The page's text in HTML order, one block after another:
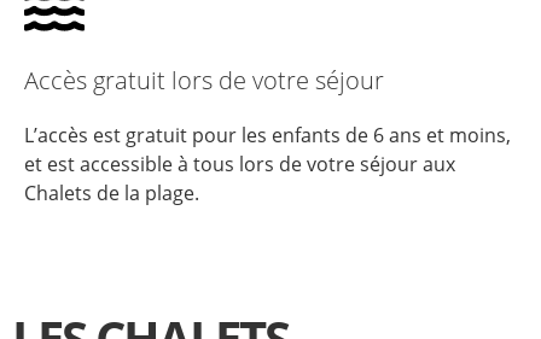
Accès gratuit lors de votre séjour
L’accès est gratuit pour les enfants de 6 ans et moins,
et est accessible à tous lors de votre séjour aux
Chalets de la plage.